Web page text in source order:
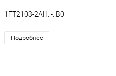
1FT2103-2AH..-..B0
Подробнее